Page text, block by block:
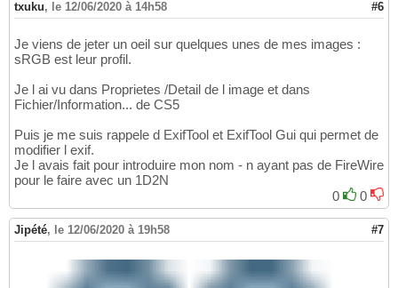
txuku, le 12/06/2020 à 14h58 #6
Je viens de jeter un oeil sur quelques unes de mes images :
sRGB est leur profil.
Je l ai vu dans Proprietes /Detail de l image et dans
Fichier/Information... de CS5
Puis je me suis rappele d ExifTool et ExifTool Gui qui permet de
modifier l exif.
Je l avais fait pour introduire mon nom - n ayant pas de FireWire
pour le faire avec un 1D2N
0
0
Jipété, le 12/06/2020 à 19h58 #7